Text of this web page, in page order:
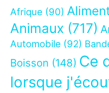
Afrique (90)
Animaux (717)
Automobile (92)
Boisson (148) Ce
lorsque